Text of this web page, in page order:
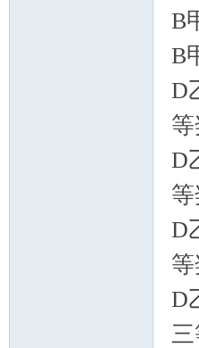
B
B
D
D
D
D